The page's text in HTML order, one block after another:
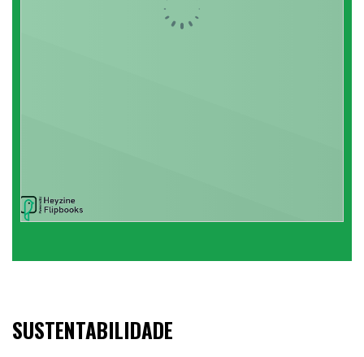
SUSTENTABILIDADE